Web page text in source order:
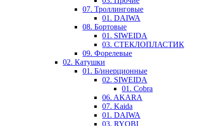
07. Троллинговые
01. DAIWA
08. Бортовые
01. SIWEIDA
03. СТЕКЛОПЛАСТИК
09. Форелевые
02. Катушки
01. Б/инерционные
02. SIWEIDA
01. Cobra
06. AKARA
07. Kaida
01. DAIWA
03. RYOBI